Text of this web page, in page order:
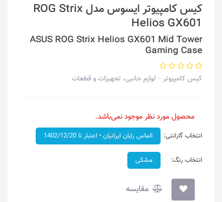
کیس کامپیوتر ایسوس مدل ROG Strix
Helios GX601
ASUS ROG Strix Helios GX601 Mid Tower
Gaming Case
کیس کامپیوتر لوازم جانبی، تجهیزات و قطعات
محصول مورد نظر موجود نمی‌باشد.
انتخاب گارانتی: الماس رایان ایرانیان • اعتبار تا 1402/12/20
انتخاب رنگ: مشکی
مقایسه